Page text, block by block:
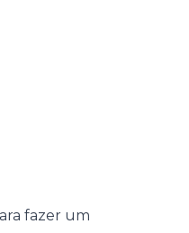
fazer um